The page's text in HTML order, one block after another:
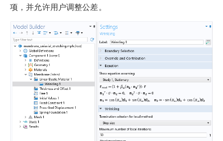
项，并允许用户调整公差。